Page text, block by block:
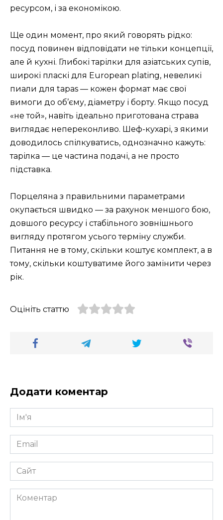
ресурсом, і за економікою.
Ще один момент, про який говорять рідко:
посуд повинен відповідати не тільки концепції,
але й кухні. Глибокі тарілки для азіатських супів,
широкі пласкі для European plating, невеликі
пиали для tapas — кожен формат має свої
вимоги до об’єму, діаметру і борту. Якщо посуд
«не той», навіть ідеально приготована страва
виглядає непереконливо. Шеф-кухарі, з якими
доводилось спілкуватись, однозначно кажуть:
тарілка — це частина подачі, а не просто
підставка.
Порцеляна з правильними параметрами
окупається швидко — за рахунок меншого бою,
довшого ресурсу і стабільного зовнішнього
вигляду протягом усього терміну служби.
Питання не в тому, скільки коштує комплект, а в
тому, скільки коштуватиме його замінити через
рік.
Оцініть статтю
Додати коментар
Ім'я
*
Email
*
Сайт
Коментар